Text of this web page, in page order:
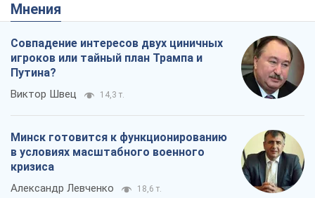
Мнения
Совпадение интересов двух циничных
игроков или тайный план Трампа и
Путина?
Виктор Швец 14,3 т.
Минск готовится к функционированию
в условиях масштабного военного
кризиса
Александр Левченко 18,6 т.